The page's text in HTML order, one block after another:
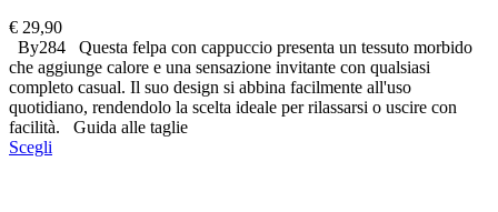
€ 29,90
By284 Questa felpa con cappuccio presenta un tessuto morbido
che aggiunge calore e una sensazione invitante con qualsiasi
completo casual. Il suo design si abbina facilmente all'uso
quotidiano, rendendolo la scelta ideale per rilassarsi o uscire con
facilità. Guida alle taglie
Scegli